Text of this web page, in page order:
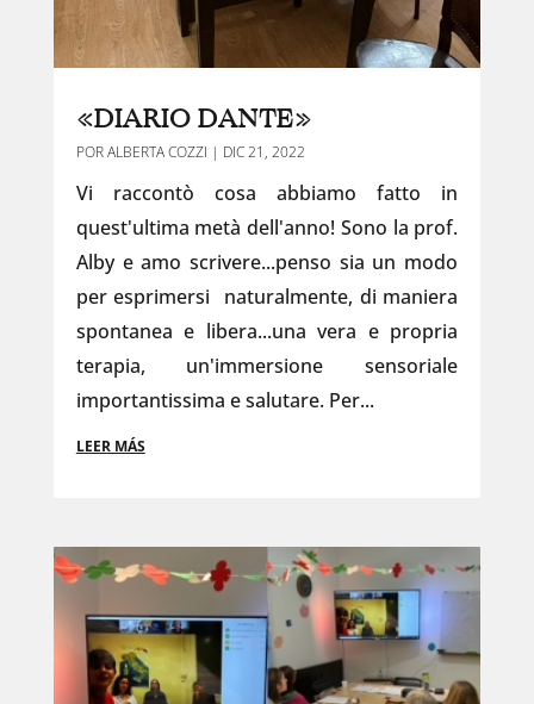
«DIARIO DANTE»
PORALBERTA COZZI | DIC 21, 2022
Vi raccontò cosa abbiamo fatto in
quest'ultima metà dell'anno! Sono la prof.
Alby e amo scrivere...penso sia un modo
per esprimersi naturalmente, di maniera
spontanea e libera...una vera e propria
terapia, un'immersione sensoriale
importantissima e salutare. Per...
LEER MÁS